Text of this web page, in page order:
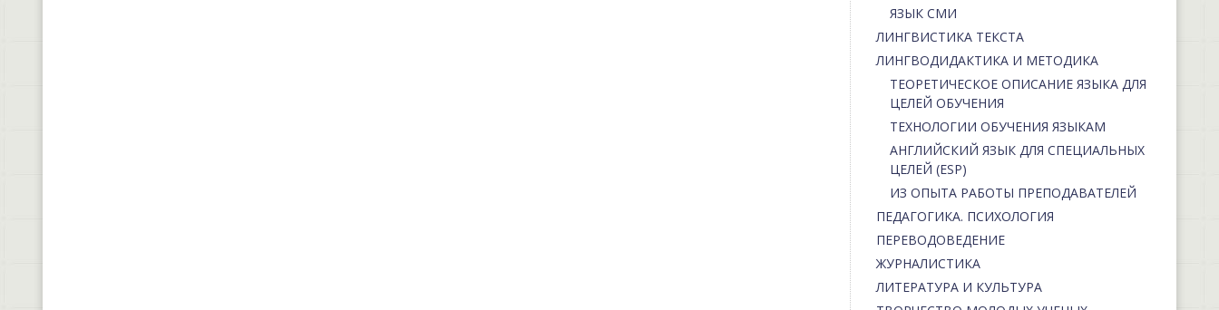
ЯЗЫК СМИ
ЛИНГВИСТИКА ТЕКСТА
ЛИНГВОДИДАКТИКА И МЕТОДИКА
ТЕОРЕТИЧЕСКОЕ ОПИСАНИЕ ЯЗЫКА ДЛЯ
ЦЕЛЕЙ ОБУЧЕНИЯ
ТЕХНОЛОГИИ ОБУЧЕНИЯ ЯЗЫКАМ
АНГЛИЙСКИЙ ЯЗЫК ДЛЯ СПЕЦИАЛЬНЫХ
ЦЕЛЕЙ (ESP)
ИЗ ОПЫТА РАБОТЫ ПРЕПОДАВАТЕЛЕЙ
ПЕДАГОГИКА. ПСИХОЛОГИЯ
ПЕРЕВОДОВЕДЕНИЕ
ЖУРНАЛИСТИКА
ЛИТЕРАТУРА И КУЛЬТУРА